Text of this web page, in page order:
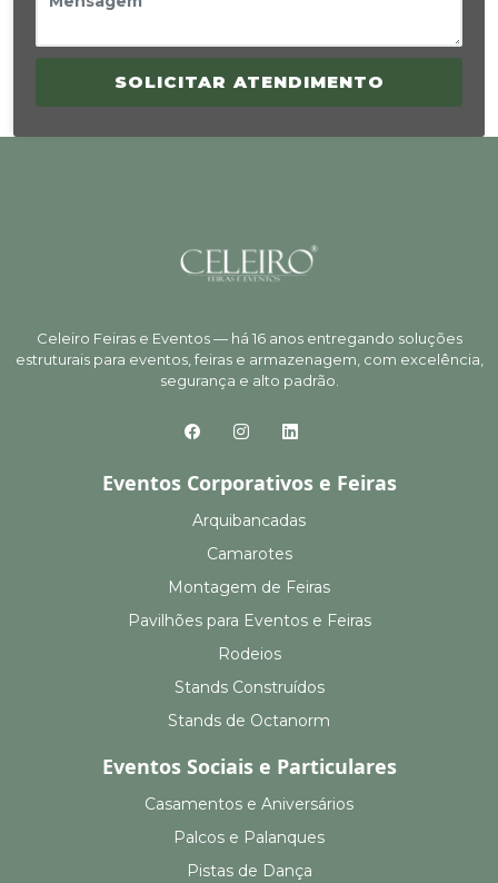
SOLICITAR ATENDIMENTO
Celeiro Feiras e Eventos — há 16 anos entregando soluções
estruturais para eventos, feiras e armazenagem, com excelência,
segurança e alto padrão.
Eventos Corporativos e Feiras
Arquibancadas
Camarotes
Montagem de Feiras
Pavilhões para Eventos e Feiras
Rodeios
Stands Construídos
Stands de Octanorm
Eventos Sociais e Particulares
Casamentos e Aniversários
Palcos e Palanques
Pistas de Dança